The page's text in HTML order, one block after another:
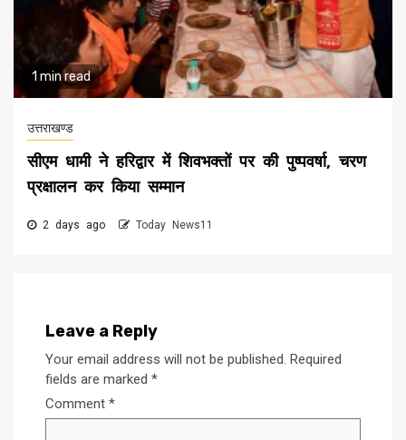
1 min read
उत्तराखण्ड
सीएम धामी ने हरिद्वार में शिवभक्तों पर की पुष्पवर्षा, चरण
प्रक्षालन कर किया सम्मान
2 days ago Today News11
Leave a Reply
Your email address will not be published. Required
fields are marked *
Comment *